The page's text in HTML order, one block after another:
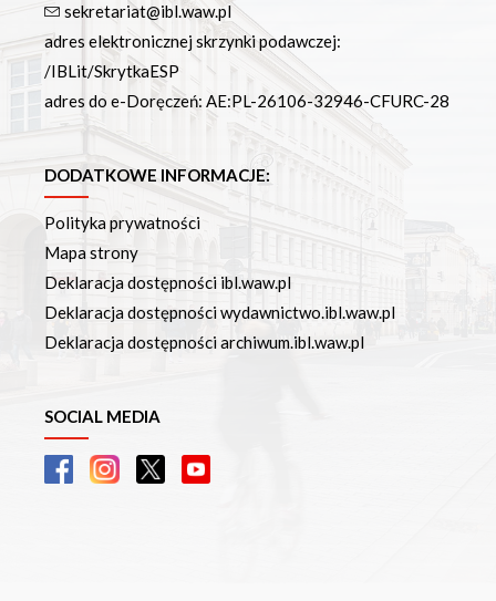
sekretariat@ibl.waw.pl
adres elektronicznej skrzynki podawczej:
/IBLit/SkrytkaESP
adres do e-Doręczeń: AE:PL-26106-32946-CFURC-28
DODATKOWE INFORMACJE:
Polityka prywatności
Mapa strony
Deklaracja dostępności ibl.waw.pl
Deklaracja dostępności wydawnictwo.ibl.waw.pl
Deklaracja dostępności archiwum.ibl.waw.pl
SOCIAL MEDIA